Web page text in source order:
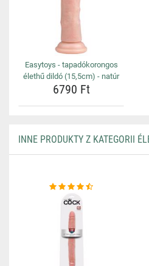
Easytoys - tapadókorongos
élethű dildó (15,5cm) - natúr
6790 Ft
INNE PRODUKTY Z KATEGORII